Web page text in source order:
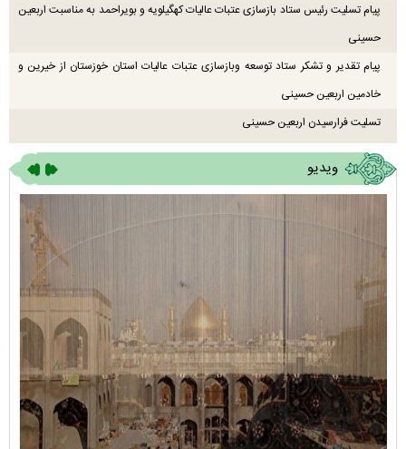
پیام تسلیت رئیس ستاد بازسازی عتبات عالیات کهگیلویه و بویراحمد به مناسبت اربعین
حسینی
پیام تقدیر و تشکر ستاد توسعه وبازسازی عتبات عالیات استان خوزستان از خیرین و
خادمین اربعین حسینی
تسلیت فرارسیدن اربعین حسینی
ویدیو